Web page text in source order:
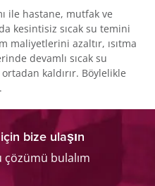
ile hastane, mutfak ve
kesintisiz sıcak su temini
maliyetlerini azaltır, ısıtma
devamlı sıcak su
kaldırır. Böylelikle
bize ulaşın
bulalım